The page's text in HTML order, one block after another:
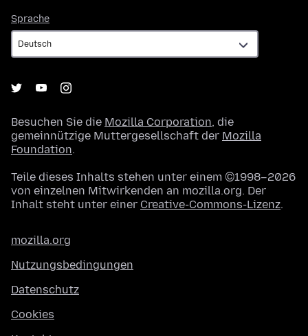
Sprache
Besuchen Sie die Mozilla Corporation, die
gemeinnützige Muttergesellschaft der Mozilla
Foundation.
Teile dieses Inhalts stehen unter einem ©1998–2026
von einzelnen Mitwirkenden an mozilla.org. Der
Inhalt steht unter einer Creative-Commons-Lizenz.
mozilla.org
Nutzungsbedingungen
Datenschutz
Cookies